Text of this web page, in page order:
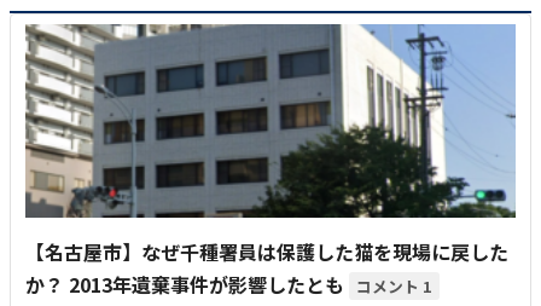
【名古屋市】なぜ千種署員は保護した猫を現場に戻した
か？ 2013年遺棄事件が影響したとも
1